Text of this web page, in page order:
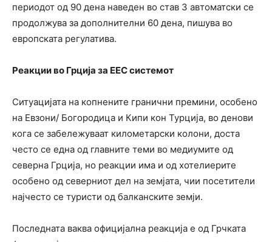
периодот од 90 дена наведен во став 3 автоматски се
продолжува за дополнителни 60 дена, пишува во
европската регулатива.
Реакции во Грција за ЕЕС системот
Ситуацијата на копнените гранични премини, особено
на Евзони/ Богородица и Кипи кон Турција, во денови
кога се забележуваат километарски колони, доста
често се една од главните теми во медиумите од
северна Грција, но реакции има и од хотелиерите
особено од северниот дел на земјата, чии посетители
најчесто се туристи од балканските земји.
Последната ваква официјална реакција е од Грчката